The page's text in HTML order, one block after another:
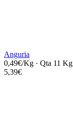
Anguria
0,49€/Kg · Qta 11 Kg
5,39€